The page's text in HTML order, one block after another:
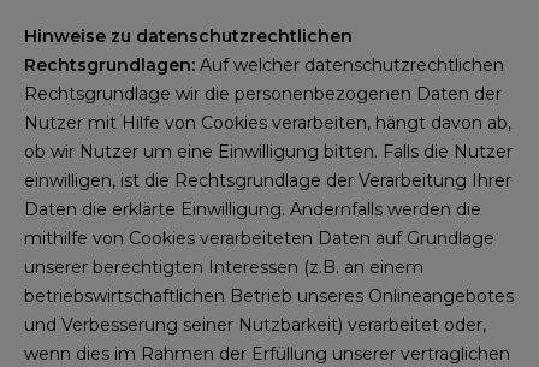
Hinweise zu datenschutzrechtlichen
Rechtsgrundlagen: Auf welcher datenschutzrechtlichen
Rechtsgrundlage wir die personenbezogenen Daten der
Nutzer mit Hilfe von Cookies verarbeiten, hängt davon ab,
ob wir Nutzer um eine Einwilligung bitten. Falls die Nutzer
einwilligen, ist die Rechtsgrundlage der Verarbeitung Ihrer
Daten die erklärte Einwilligung. Andernfalls werden die
mithilfe von Cookies verarbeiteten Daten auf Grundlage
unserer berechtigten Interessen (z.B. an einem
betriebswirtschaftlichen Betrieb unseres Onlineangebotes
und Verbesserung seiner Nutzbarkeit) verarbeitet oder,
wenn dies im Rahmen der Erfüllung unserer vertraglichen